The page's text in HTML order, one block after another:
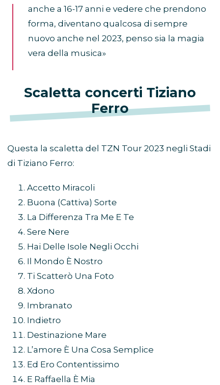
anche a 16-17 anni e vedere che prendono
forma, diventano qualcosa di sempre
nuovo anche nel 2023, penso sia la magia
vera della musica»
Scaletta concerti Tiziano
Ferro
Questa la scaletta del TZN Tour 2023 negli Stadi
di Tiziano Ferro:
Accetto Miracoli
Buona (Cattiva) Sorte
La Differenza Tra Me E Te
Sere Nere
Hai Delle Isole Negli Occhi
Il Mondo È Nostro
Ti Scatterò Una Foto
Xdono
Imbranato
Indietro
Destinazione Mare
L’amore È Una Cosa Semplice
Ed Ero Contentissimo
E Raffaella È Mia